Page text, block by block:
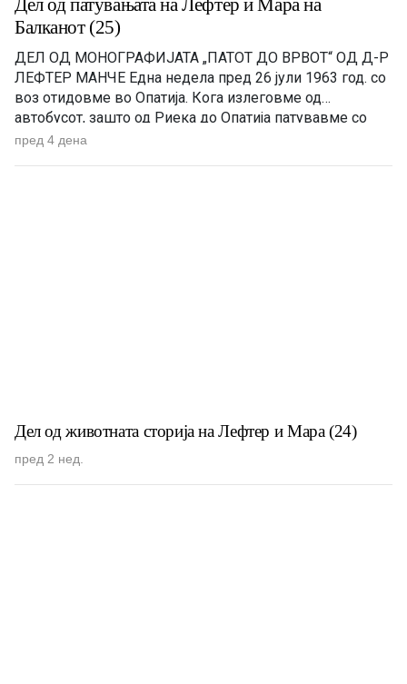
Дел од патувањата на Лефтер и Мара на
Балканот (25)
ДЕЛ ОД МОНОГРАФИЈАТА „ПАТОТ ДО ВРВОТ“ OД Д-Р
ЛЕФТЕР МАНЧЕ Една недела пред 26 јули 1963 год. со
воз отидовме во Опатија. Кога излеговме од
автобусот, зашто од Риека до Опатија патувавме со
автобус, цела Опатија сјаеше од светилки. Секаде по
пред 4 дена
Дел од животната сторија на Лефтер и Мара (24)
пред 2 нед.